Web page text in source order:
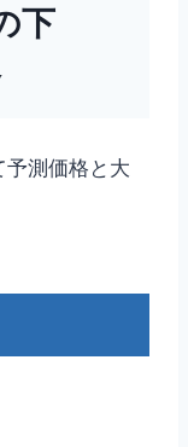
下
測価格と大